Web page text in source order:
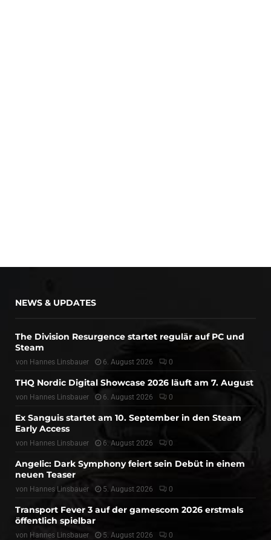
NEWS & UPDATES
The Division Resurgence startet regulär auf PC und
Steam
von Hannes Linsbauer 6. August 2026 0
THQ Nordic Digital Showcase 2026 läuft am 7. August
von Hannes Linsbauer 6. August 2026 0
Ex Sanguis startet am 10. September in den Steam
Early Access
von Hannes Linsbauer 6. August 2026 0
Angelic: Dark Symphony feiert sein Debüt in einem
neuen Teaser
von Hannes Linsbauer 5. August 2026 0
Transport Fever 3 auf der gamescom 2026 erstmals
öffentlich spielbar
von Hannes Linsbauer 5. August 2026 0